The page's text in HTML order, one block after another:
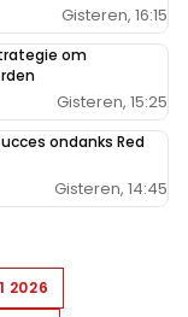
Gisteren, 16:15
om
Gisteren, 15:25
ondanks Red
Gisteren, 14:45
2026